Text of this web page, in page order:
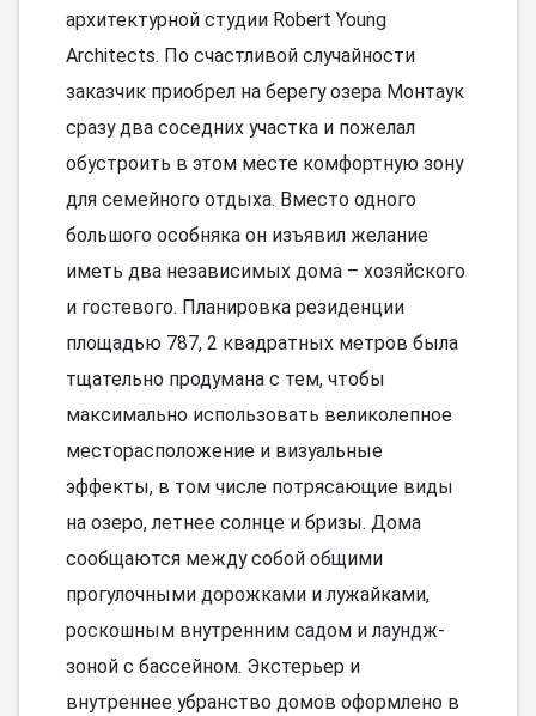
архитектурной студии Robert Young
Architects. По счастливой случайности
заказчик приобрел на берегу озера Монтаук
сразу два соседних участка и пожелал
обустроить в этом месте комфортную зону
для семейного отдыха. Вместо одного
большого особняка он изъявил желание
иметь два независимых дома – хозяйского
и гостевого. Планировка резиденции
площадью 787, 2 квадратных метров была
тщательно продумана с тем, чтобы
максимально использовать великолепное
месторасположение и визуальные
эффекты, в том числе потрясающие виды
на озеро, летнее солнце и бризы. Дома
сообщаются между собой общими
прогулочными дорожками и лужайками,
роскошным внутренним садом и лаундж-
зоной с бассейном. Экстерьер и
внутреннее убранство домов оформлено в